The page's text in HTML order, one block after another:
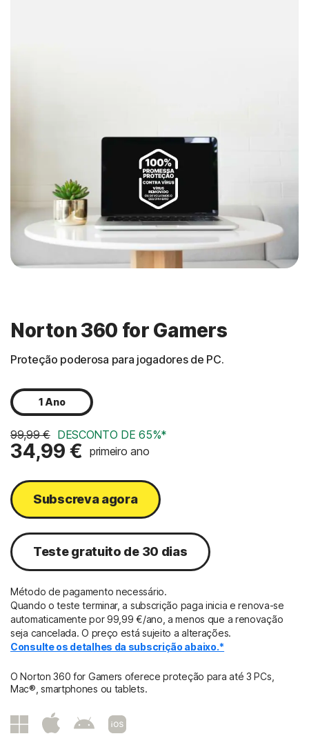
Norton 360 for Gamers
Proteção poderosa para jogadores de PC.
1 Ano
99,99 € DESCONTO DE 65%*
34,99 € primeiro ano
Subscreva agora
Teste gratuito de 30 dias
Método de pagamento necessário.
Quando o teste terminar, a subscrição paga inicia e renova-se
automaticamente por 99,99 €/ano, a menos que a renovação
seja cancelada. O preço está sujeito a alterações.
Consulte os detalhes da subscrição abaixo.*
O Norton 360 for Gamers oferece proteção para até 3 PCs,
Mac®, smartphones ou tablets.